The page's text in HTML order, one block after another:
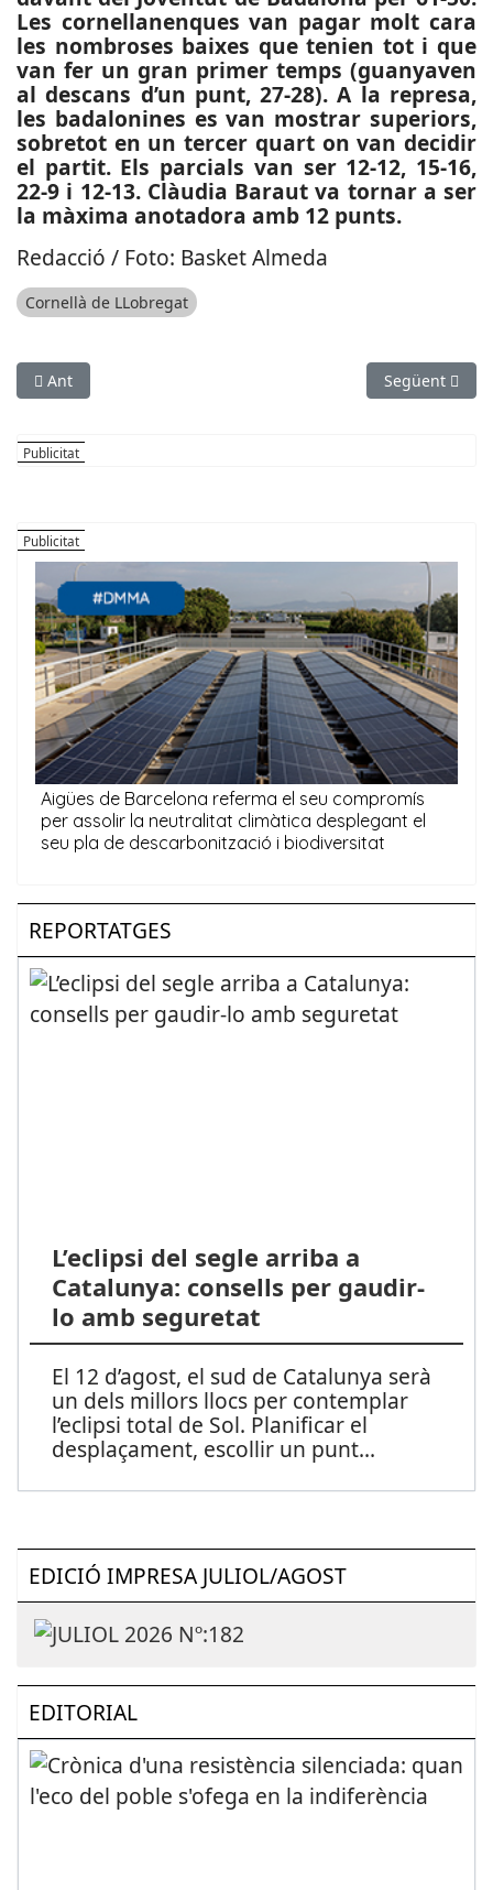
Les cornellanenques van pagar molt cara
les nombroses baixes que tenien tot i que
van fer un gran primer temps (guanyaven
al descans d’un punt, 27-28). A la represa,
les badalonines es van mostrar superiors,
sobretot en un tercer quart on van decidir
el partit. Els parcials van ser 12-12, 15-16,
22-9 i 12-13. Clàudia Baraut va tornar a ser
la màxima anotadora amb 12 punts.
Redacció / Foto: Basket Almeda
Cornellà de LLobregat
Article anterior: ESPORTS (FUTBOL, TERCERA DIVISIÓ): El
Ant Article
Següent
REPORTATGES
L’eclipsi del segle arriba a
Catalunya: consells per gaudir-
lo amb seguretat
El 12 d’agost, el sud de Catalunya serà
un dels millors llocs per contemplar
l’eclipsi total de Sol. Planificar el
desplaçament, escollir un punt...
EDICIÓ IMPRESA JULIOL/AGOST
EDITORIAL